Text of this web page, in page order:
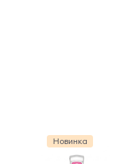
Новинка